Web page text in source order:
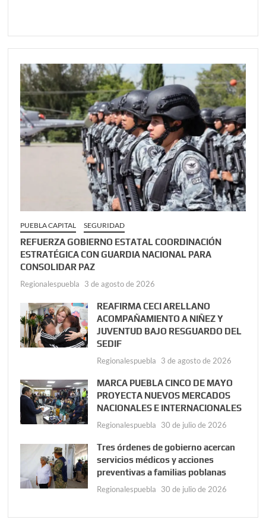
PUEBLA CAPITAL SEGURIDAD
REFUERZA GOBIERNO ESTATAL COORDINACIÓN
ESTRATÉGICA CON GUARDIA NACIONAL PARA
CONSOLIDAR PAZ
Regionalespuebla 3 de agosto de 2026
REAFIRMA CECI ARELLANO
ACOMPAÑAMIENTO A NIÑEZ Y
JUVENTUD BAJO RESGUARDO DEL
SEDIF
Regionalespuebla 3 de agosto de 2026
MARCA PUEBLA CINCO DE MAYO
PROYECTA NUEVOS MERCADOS
NACIONALES E INTERNACIONALES
Regionalespuebla 30 de julio de 2026
Tres órdenes de gobierno acercan
servicios médicos y acciones
preventivas a familias poblanas
Regionalespuebla 30 de julio de 2026